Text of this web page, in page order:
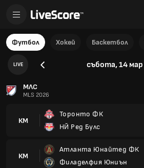
Футбол Хокей Баскетбол
LIVE събота, 14 мар
МЛС
MLS 2026
КМ
Торонто ФК
НЙ Ред Булс
КМ
Атланта Юнайтед ФК
Филаделфия Юниън